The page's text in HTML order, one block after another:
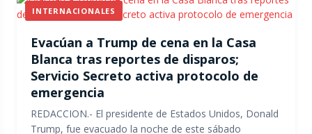
INTERNACIONALES
Evacúan a Trump de cena en la Casa
Blanca tras reportes de disparos;
Servicio Secreto activa protocolo de
emergencia
REDACCION.- El presidente de Estados Unidos, Donald
Trump, fue evacuado la noche de este sábado